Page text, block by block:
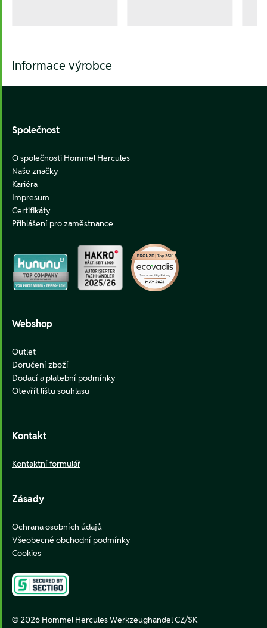
Informace výrobce
Společnost
O společnosti Hommel Hercules
Naše značky
Kariéra
Impresum
Certifikáty
Přihlášení pro zaměstnance
Webshop
Outlet
Doručení zboží
Dodací a platební podmínky
Otevřít lištu souhlasu
Kontakt
Kontaktní formulář
Zásady
Ochrana osobních údajů
Všeobecné obchodní podmínky
Cookies
© 2026 Hommel Hercules Werkzeughandel CZ/SK